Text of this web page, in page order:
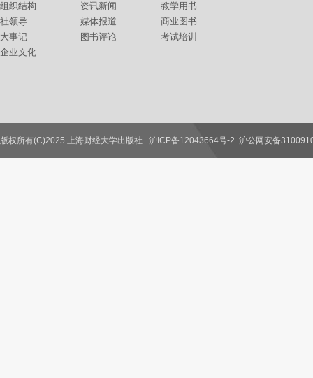
组织结构
社领导
大事记
企业文化
资讯新闻
媒体报道
图书评论
教学用书
商业图书
考试培训
联系我们
版权所有(C)2025 上海财经大学出版社 沪ICP备12043664号-2 沪公网安备